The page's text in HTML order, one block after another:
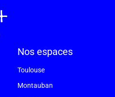
Nos espaces
Toulouse
Montauban